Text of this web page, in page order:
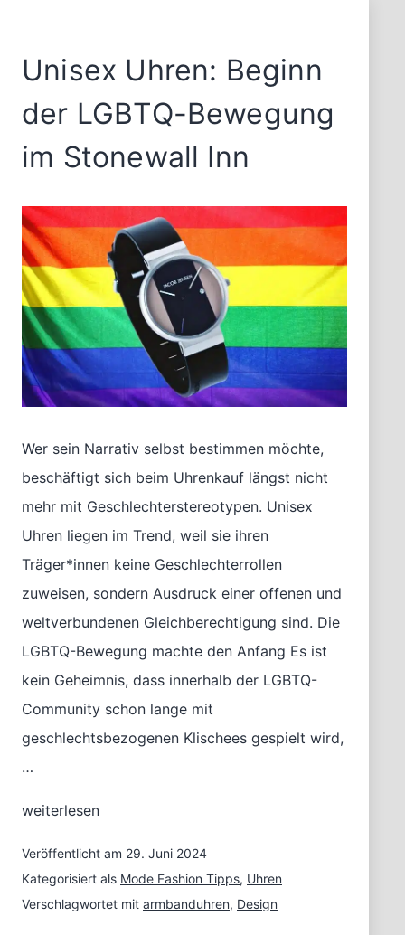
Unisex Uhren: Beginn
der LGBTQ-Bewegung
im Stonewall Inn
Wer sein Narrativ selbst bestimmen möchte,
beschäftigt sich beim Uhrenkauf längst nicht
mehr mit Geschlechterstereotypen. Unisex
Uhren liegen im Trend, weil sie ihren
Träger*innen keine Geschlechterrollen
zuweisen, sondern Ausdruck einer offenen und
weltverbundenen Gleichberechtigung sind. Die
LGBTQ-Bewegung machte den Anfang Es ist
kein Geheimnis, dass innerhalb der LGBTQ-
Community schon lange mit
geschlechtsbezogenen Klischees gespielt wird,
…
Unisex
Beginn
der
LGBTQ-
weiterlesen
Veröffentlicht am 29. Juni 2024
Kategorisiert als Mode Fashion Tipps, Uhren
Verschlagwortet mit armbanduhren, Design